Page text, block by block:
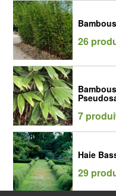
26
7
Haie
29